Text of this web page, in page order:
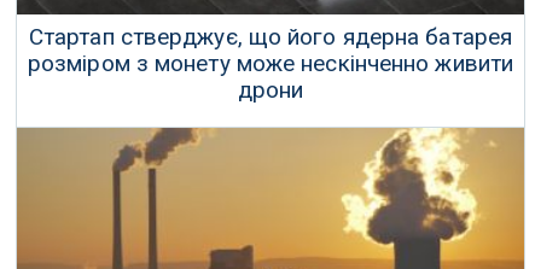
Стартап стверджує, що його ядерна батарея
розміром з монету може нескінченно живити
дрони
Китайська технологічна компанія стверджує, що її мініатюрна
ядерна батарея повністю здатна працювати до 50 років.